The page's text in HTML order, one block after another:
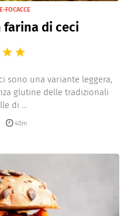
FOCACCE
farina di ceci
sono una variante leggera,
glutine delle tradizionali
di ...
40m